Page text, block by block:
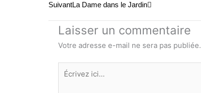
SuivantLa Dame dans le Jardin
Laisser un commentaire
Votre adresse e-mail ne sera pas publiée.
Écrivez
ici…